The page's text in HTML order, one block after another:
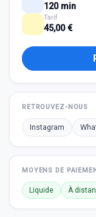
120 min
Tarif
45,00 €
RETROUVEZ-NOUS
Instagram
MOYENS DE
Liquide À